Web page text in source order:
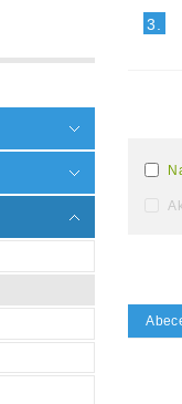
3.